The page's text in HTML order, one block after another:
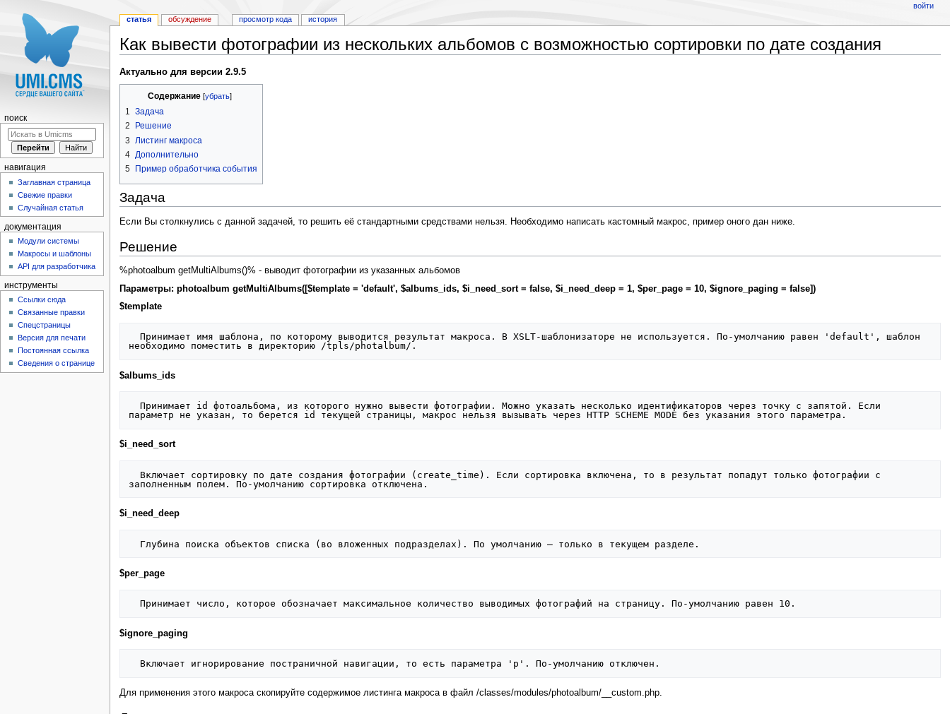
Как вывести фотографии из нескольких альбомов с возможностью сортировки по дате создания
Актуально для версии 2.9.5
Содержание [убрать]
1 Задача
2
Решение
3
Листинг макроса
4 Дополнительно
5
Пример обработчика события
Задача
Если Вы столкнулись с данной задачей, то решить её стандартными средствами нельзя. Необходимо написать кастомный макрос, пример оного дан ниже.
Решение
%photoalbum getMultiAlbums()% - выводит фотографии из указанных альбомов
Параметры: photoalbum getMultiAlbums([$template = 'default', $albums_ids, $i_need_sort = false, $i_need_deep = 1, $per_page = 10, $ignore_paging = false])
$template
  Принимает имя шаблона, по которому выводится результат макроса. В XSLT-шаблонизаторе не используется. По-умолчанию равен 'default', шаблон
$albums_ids
  Принимает id фотоальбома, из которого нужно вывести фотографии. Можно указать несколько идентификаторов через точку с запятой. Если
$i_need_sort
$i_need_deep
$per_page
$ignore_paging
Для применения этого макроса скопируйте содержимое листинга макроса в файл /classes/modules/photoalbum/__custom.php.
статья обсуждение просмотр кода история
войти
поиск
навигация
Заглавная страница
Свежие правки
Случайная статья
документация
Модули системы
Макросы и шаблоны
API для разработчика
инструменты
Ссылки сюда
Связанные правки
Спецстраницы
Версия для печати
Постоянная ссылка
Сведения о странице